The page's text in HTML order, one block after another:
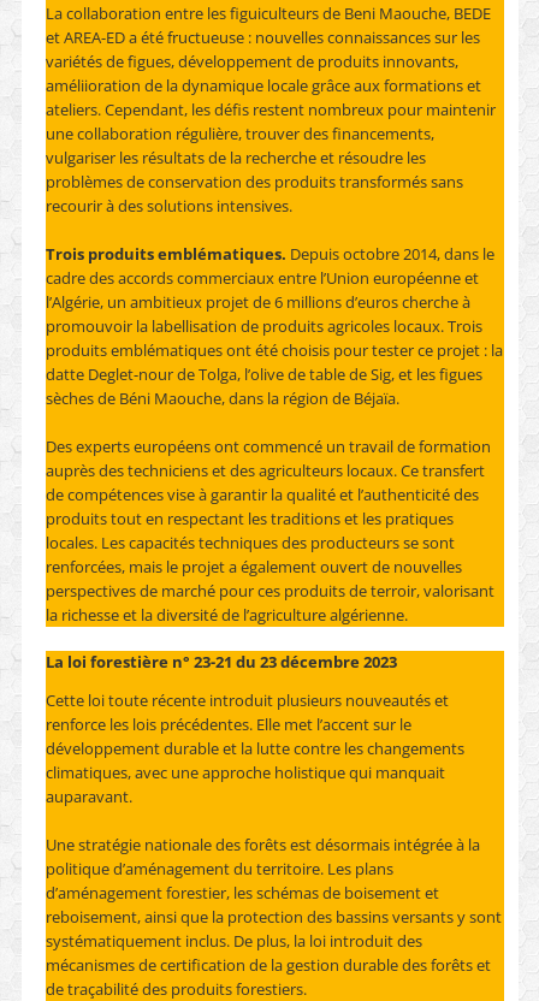
La collaboration entre les figuiculteurs de Beni Maouche, BEDE
et AREA-ED a été fructueuse : nouvelles connaissances sur les
variétés de figues, développement de produits innovants,
améliioration de la dynamique locale grâce aux formations et
ateliers. Cependant, les défis restent nombreux pour maintenir
une collaboration régulière, trouver des financements,
vulgariser les résultats de la recherche et résoudre les
problèmes de conservation des produits transformés sans
recourir à des solutions intensives.
Trois produits emblématiques. Depuis octobre 2014, dans le
cadre des accords commerciaux entre l’Union européenne et
l’Algérie, un ambitieux projet de 6 millions d’euros cherche à
promouvoir la labellisation de produits agricoles locaux. Trois
produits emblématiques ont été choisis pour tester ce projet : la
datte Deglet-nour de Tolga, l’olive de table de Sig, et les figues
sèches de Béni Maouche, dans la région de Béjaïa.
Des experts européens ont commencé un travail de formation
auprès des techniciens et des agriculteurs locaux. Ce transfert
de compétences vise à garantir la qualité et l’authenticité des
produits tout en respectant les traditions et les pratiques
locales. Les capacités techniques des producteurs se sont
renforcées, mais le projet a également ouvert de nouvelles
perspectives de marché pour ces produits de terroir, valorisant
la richesse et la diversité de l’agriculture algérienne.
La loi forestière n° 23-21 du 23 décembre 2023
Cette loi toute récente introduit plusieurs nouveautés et
renforce les lois précédentes. Elle met l’accent sur le
développement durable et la lutte contre les changements
climatiques, avec une approche holistique qui manquait
auparavant.
Une stratégie nationale des forêts est désormais intégrée à la
politique d’aménagement du territoire. Les plans
d’aménagement forestier, les schémas de boisement et
reboisement, ainsi que la protection des bassins versants y sont
systématiquement inclus. De plus, la loi introduit des
mécanismes de certification de la gestion durable des forêts et
de traçabilité des produits forestiers.